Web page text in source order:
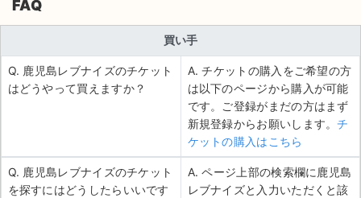
FAQ
買い手
Q. 鹿児島レブナイズのチケット
はどうやって買えますか？
A. チケットの購入をご希望の方
は以下のページから購入が可能
です。ご登録がまだの方はまず
新規登録からお願いします。チ
ケットの購入はこちら
Q. 鹿児島レブナイズのチケット
を探すにはどうしたらいいです
A. ページ上部の検索欄に鹿児島
レブナイズと入力いただくと該